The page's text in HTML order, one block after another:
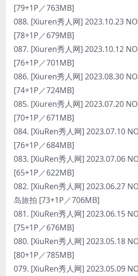
[79+1P／763MB]
088. [Xiuren秀人网] 2023.10.23
[78+1P／679MB]
087. [Xiuren秀人网] 2023.10.12
[76+1P／701MB]
086. [Xiuren秀人网] 2023.08.30
[74+1P／724MB]
085. [Xiuren秀人网] 2023.07.20
[70+1P／671MB]
084. [XiuRen秀人网] 2023.07.10
[76+1P／684MB]
083. [XiuRen秀人网] 2023.07.06
[65+1P／622MB]
082. [XiuRen秀人网] 2023.06.27
岛旅拍 [73+1P／706MB]
081. [XiuRen秀人网] 2023.06.15
[75+1P／676MB]
080. [XiuRen秀人网] 2023.05.18
[80+1P／785MB]
079. [XiuRen秀人网] 2023.05.09